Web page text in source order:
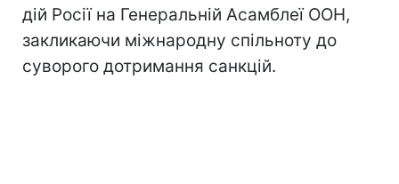
дій Росії на Генеральній Асамблеї ООН,
закликаючи міжнародну спільноту до
суворого дотримання санкцій.